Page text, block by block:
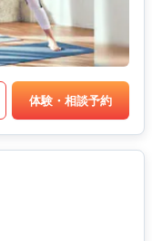
体験・相談予約